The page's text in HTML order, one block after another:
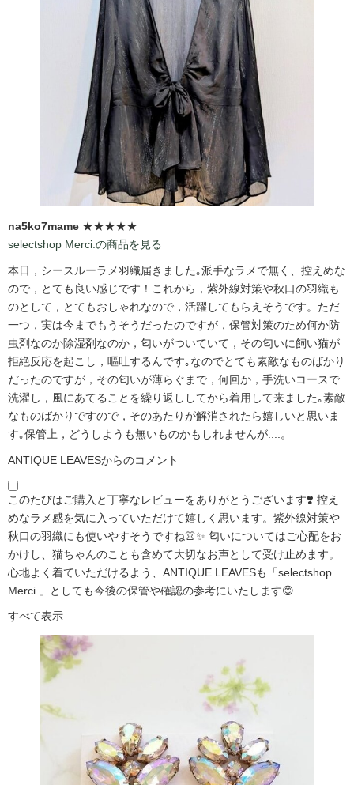
na5ko7mame ★★★★★
selectshop Merci.の商品を見る
本日，シースルーラメ羽織届きました｡派手なラメで無く、控えめな
ので，とても良い感じです！これから，紫外線対策や秋口の羽織も
のとして，とてもおしゃれなので，活躍してもらえそうです。ただ
一つ，実は今までもうそうだったのですが，保管対策のため何か防
虫剤なのか除湿剤なのか，匂いがついていて，その匂いに飼い猫が
拒絶反応を起こし，嘔吐するんです｡なのでとても素敵なものばかり
だったのですが，その匂いが薄らぐまで，何回か，手洗いコースで
洗濯し，風にあてることを繰り返ししてから着用して来ました｡素敵
なものばかりですので，そのあたりが解消されたら嬉しいと思いま
す｡保管上，どうしようも無いものかもしれませんが....。
ANTIQUE LEAVESからのコメント
このたびはご購入と丁寧なレビューをありがとうございます❣️ 控え
めなラメ感を気に入っていただけて嬉しく思います。紫外線対策や
秋口の羽織にも使いやすそうですね👚✨ 匂いについてはご心配をお
かけし、猫ちゃんのことも含めて大切なお声として受け止めます。
心地よく着ていただけるよう、ANTIQUE LEAVESも「selectshop
Merci.」としても今後の保管や確認の参考にいたします😊
すべて表示